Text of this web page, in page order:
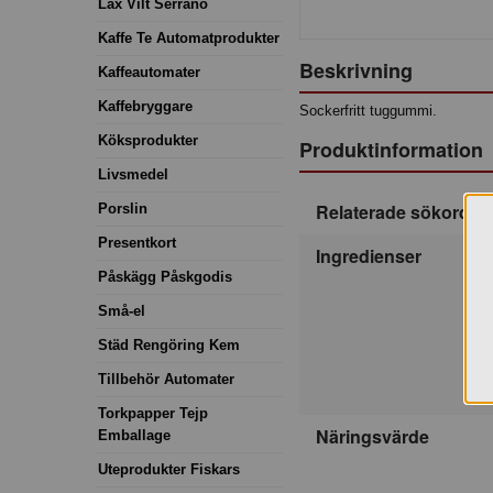
Lax Vilt Serrano
Kaffe Te Automatprodukter
Kaffeautomater
Kaffebryggare
Köksprodukter
Livsmedel
Porslin
Presentkort
Påskägg Påskgodis
Små-el
Städ Rengöring Kem
Tillbehör Automater
Torkpapper Tejp
Emballage
Uteprodukter Fiskars
Beskrivning
Sockerfritt tuggummi.
Produktinformation
Relaterade sökord
Ingredienser
Näringsvärde